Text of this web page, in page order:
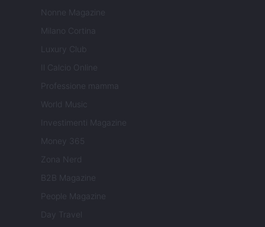
Nonne Magazine
Milano Cortina
Luxury Club
Il Calcio Online
Professione mamma
World Music
Investimenti Magazine
Money 365
Zona Nerd
B2B Magazine
People Magazine
Day Travel